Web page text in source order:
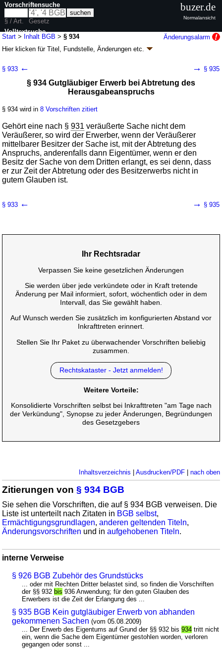
Start > Inhalt BGB >§ 934
Änderungsalarm
Hier klicken fürTitel, Fundstelle, Änderungen etc.
geändert durchArtikel 6G. v. 23.07.2026BGBl. 2026 I Nr. 226
Geltung ab 01.01.1964; FNA: 400-2 Bürgerliches Gesetzbuch,
180 weitere Fassungen | wird in 2387 Vorschriften zitiert
Buch 3 Sachenrecht
Abschnitt 3 Eigentum
Titel 3 Erwerb und Verlust des Eigentums an
beweglichen Sachen
Untertitel 1 Übertragung
§ 933 ← → § 935
§ 934 Gutgläubiger Erwerb bei Abtretung des
Herausgabeanspruchs
§ 934 wird in8 Vorschriften zitiert
Gehört eine nach §931 veräußerte Sache nicht dem
Veräußerer, so wird der Erwerber, wenn der Veräußerer
mittelbarer Besitzer der Sache ist, mit der Abtretung des
Anspruchs, anderenfalls dann Eigentümer, wenn er den
Besitz der Sache von dem Dritten erlangt, es sei denn, dass
er zur Zeit der Abtretung oder des Besitzerwerbs nicht in
gutem Glauben ist.
§ 933 ← → § 935
Ihr Rechtsradar
Verpassen Sie keine gesetzlichen Änderungen
Sie werden über jede verkündete oder in Kraft tretende
Änderung per Mail informiert, sofort, wöchentlich oder in dem
Intervall, das Sie gewählt haben.
Auf Wunsch werden Sie zusätzlich im konfigurierten Abstand vor
Inkrafttreten erinnert.
Stellen Sie Ihr Paket zu überwachender Vorschriften beliebig
zusammen.
Rechtskataster - Jetzt anmelden!
Weitere Vorteile:
Konsolidierte Vorschriften selbst bei Inkrafttreten "am Tage nach
der Verkündung", Synopse zu jeder Änderungen, Begründungen
des Gesetzgebers
Inhaltsverzeichnis Ausdrucken/PDF| nach oben
Zitierungen von§ 934 BGB
Sie sehen die Vorschriften, die auf § 934 BGB verweisen. Die
Liste ist unterteilt nach Zitaten in BGB selbst,
Ermächtigungsgrundlagen,anderen geltenden Titeln,
Änderungsvorschriften und inaufgehobenen Titeln.
interne Verweise
§ 926 BGB Zubehör des Grundstücks
... oder mit Rechten Dritter belastet sind, so finden die Vorschriften
der §§ 932 bis 936 Anwendung; für den guten Glauben des
Erwerbers ist die Zeit der Erlangung des ...
§ 935 BGB Kein gutgläubiger Erwerb von abhanden
gekommenen Sachen (vom 05.08.2009)
... Der Erwerb des Eigentums auf Grund der §§ 932 bis934 tritt nicht
ein, wenn die Sache dem Eigentümer gestohlen worden, verloren
gegangen oder sonst ...
Vorschriftensuche
§ / Art.
Gesetz
Volltextsuche
nur in BGB
buzer.de
Normalansicht